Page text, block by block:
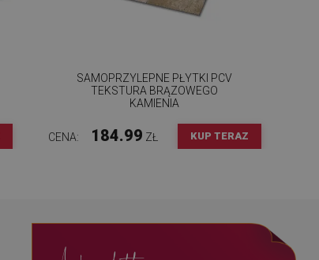
SAMOPRZYLEPNE PŁYTKI PCV
TEKSTURA BRĄZOWEGO
KAMIENIA
CENA: 184.99 ZŁ KUP TERAZ